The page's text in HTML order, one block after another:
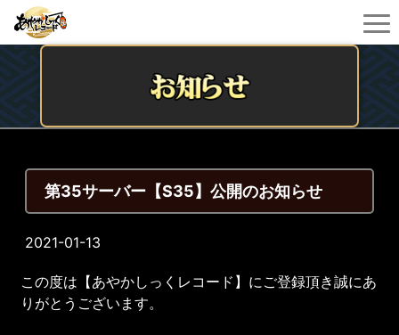
第35サーバー【S35】公開のお知らせ
2021-01-13
この度は【あやかしっくレコード】にご登録頂き誠にあ
りがとうございます。